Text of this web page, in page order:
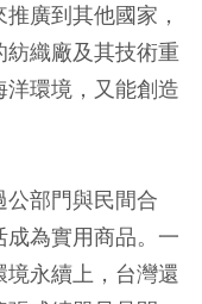
廣到其他國家，
織廠及其技術重
環境，又能創造
部門與民間合
為實用商品。一
永續上，台灣還